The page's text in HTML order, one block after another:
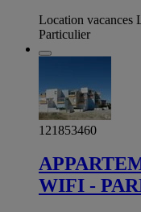
Location vacances
Particulier
121853460
WIFI -